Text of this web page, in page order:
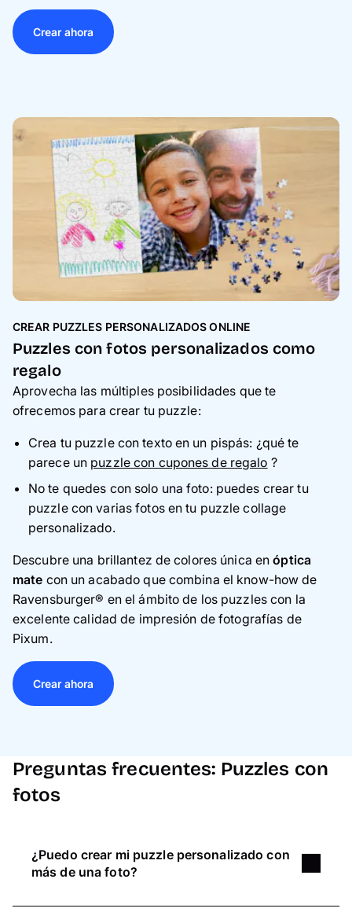
Crear ahora
CREAR PUZZLES PERSONALIZADOS ONLINE
Puzzles con fotos personalizados como
regalo
Aprovecha las múltiples posibilidades que te
ofrecemos para crear tu puzzle:
Crea tu puzzle con texto en un pispás: ¿qué te
parece un puzzle con cupones de regalo ?
No te quedes con solo una foto: puedes crear tu
puzzle con varias fotos en tu puzzle collage
personalizado.
Descubre una brillantez de colores única enóptica
mate con un acabado que combina el know-how de
Ravensburger® en el ámbito de los puzzles con la
excelente calidad de impresión de fotografías de
Pixum.
Crear ahora
Preguntas frecuentes: Puzzles con
fotos
¿Puedo crear mi puzzle personalizado con
más de una foto?
En el editor online puedes añadir otro espacio